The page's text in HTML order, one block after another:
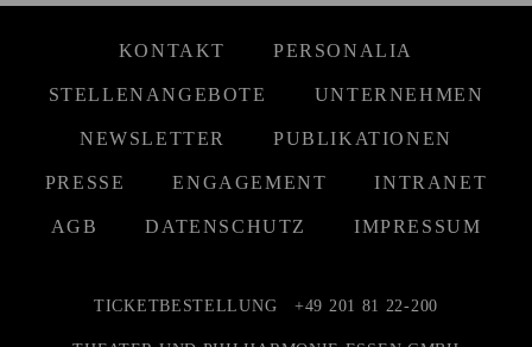
KONTAKT PERSONALIA
STELLENANGEBOTE UNTERNEHMEN
NEWSLETTER PUBLIKATIONEN
PRESSE ENGAGEMENT INTRANET
AGB DATENSCHUTZ IMPRESSUM
TICKETBESTELLUNG +49 201 81 22-200